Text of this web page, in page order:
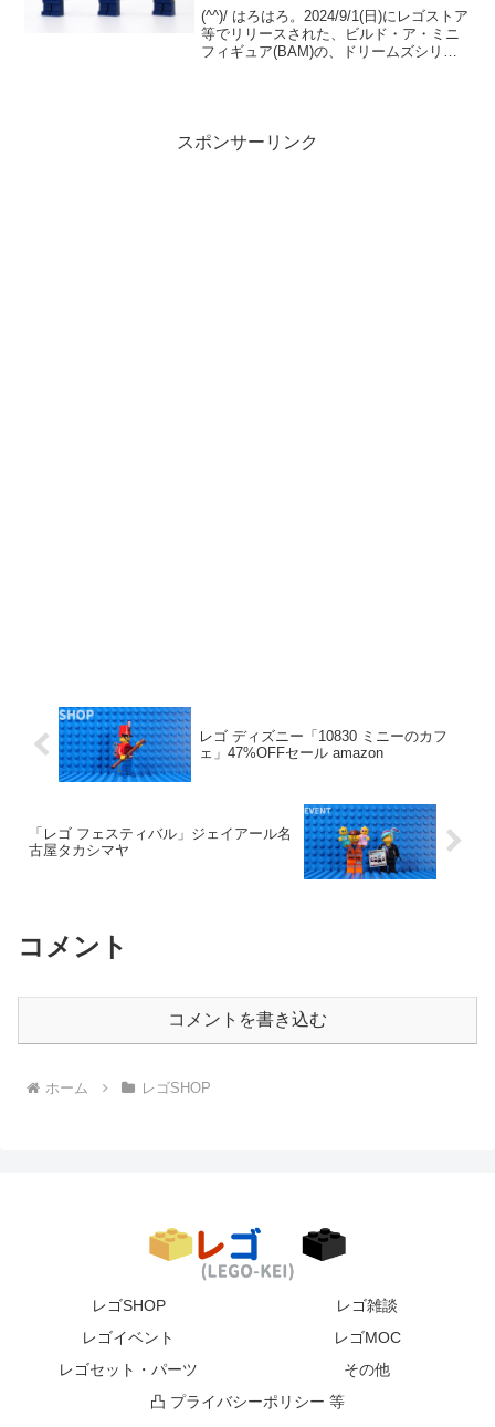
(^^)/ はろはろ。2024/9/1(日)にレゴストア
等でリリースされた、ビルド・ア・ミニ
フィギュア(BAM)の、ドリームズシリー
スポンサーリンク
レゴ ディズニー「10830 ミニーのカフ
ェ」47%OFFセール amazon
「レゴ フェスティバル」ジェイアール名
古屋タカシマヤ
コメント
コメントを書き込む
ホーム レゴSHOP
レゴSHOP
レゴ雑談
レゴイベント
レゴMOC
レゴセット・パーツ
その他
凸 プライバシーポリシー 等